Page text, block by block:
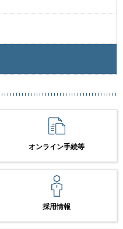
オンライン手続等
採用情報